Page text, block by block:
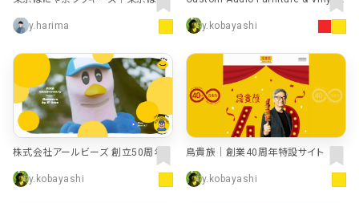
y.harima
y.kobayashi
株式会社アールビーズ 創立50周年
y.kobayashi
鳥貴族｜創業40周年特設サイト
y.kobayashi